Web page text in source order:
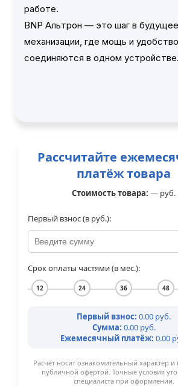
работе.
BNP Альтрон — это шаг в будущее
механизации, где мощь и удобство
соединяются в одном устройстве.
Рассчитайте
платёж товара
Стоимость товара: — руб.
Первый взнос (в руб.):
Срок оплаты частями (в мес.):
12 24 36 48
Первый взнос: 0.00 руб.
Сумма: 0.00 руб.
Ежемесячный платёж: 0.00
Расчёт носит ознакомительный характер и
публичной офертой. Точные условия
специалиста при оформлении.